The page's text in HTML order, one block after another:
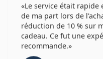
Le service était
de ma part lors de
réduction de 10 % sur
cadeau. Ce fut une
recommande.